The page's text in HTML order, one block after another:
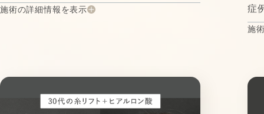
施術の詳細情報を表示 症
施